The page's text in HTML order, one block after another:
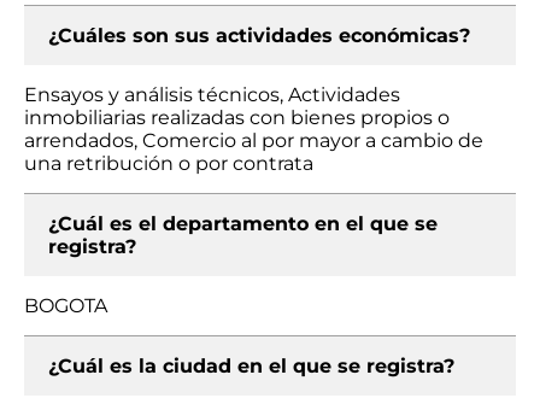
¿Cuáles son sus actividades económicas?
Ensayos y análisis técnicos, Actividades
inmobiliarias realizadas con bienes propios o
arrendados, Comercio al por mayor a cambio de
una retribución o por contrata
¿Cuál es el departamento en el que se
registra?
BOGOTA
¿Cuál es la ciudad en el que se registra?